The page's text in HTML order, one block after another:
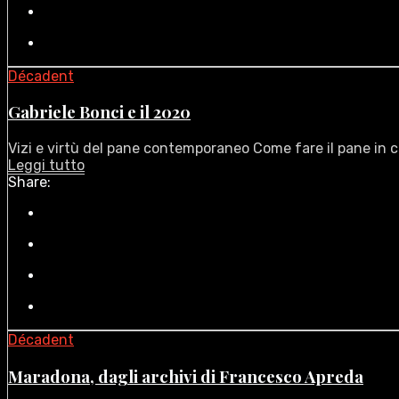
Décadent
Gabriele Bonci e il 2020
Vizi e virtù del pane contemporaneo Come fare il pane in
Leggi tutto
Share:
Décadent
Maradona, dagli archivi di Francesco Apreda